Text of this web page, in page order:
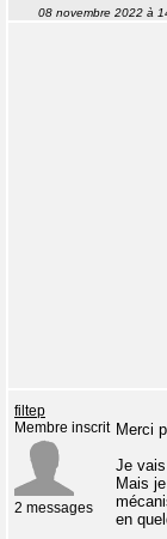
08 novembre 2022 à
filtep
Membre inscrit
2 messages
Merci
Je
Mais
en